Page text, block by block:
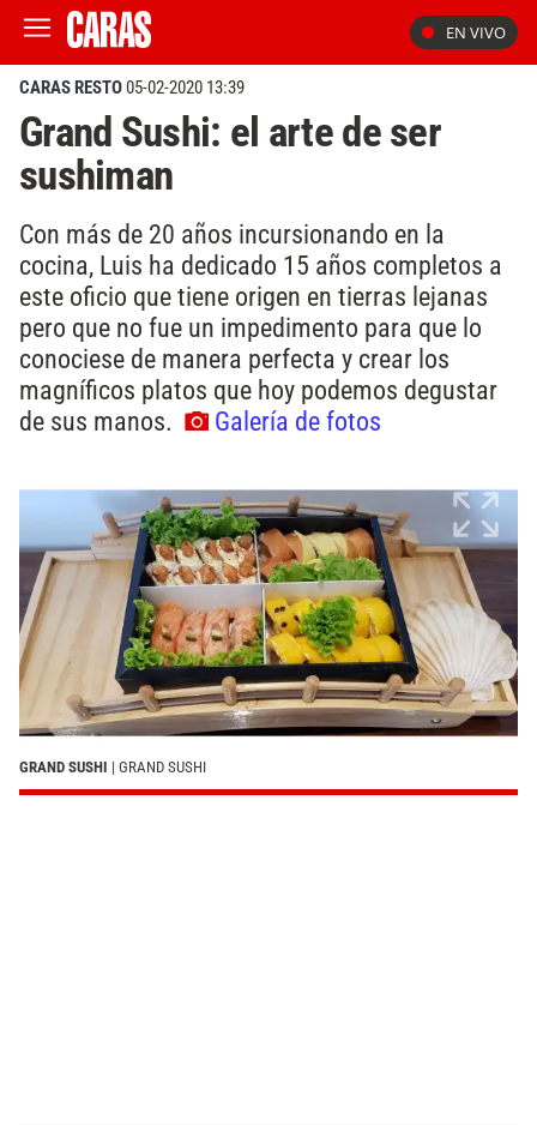
EN VIVO
CARAS RESTO05-02-2020 13:39
Grand Sushi: el arte de ser
sushiman
Con más de 20 años incursionando en la
cocina, Luis ha dedicado 15 años completos a
este oficio que tiene origen en tierras lejanas
pero que no fue un impedimento para que lo
conociese de manera perfecta y crear los
magníficos platos que hoy podemos degustar
de sus manos.
Galería de fotos
GRAND SUSHI | GRAND SUSHI